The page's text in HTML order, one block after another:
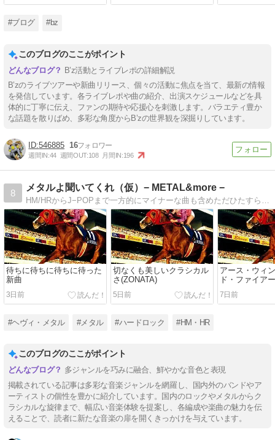
#ブログ #bz
このブログのここがポイント
B’z活動とライブレポの詳細解説
B’zのライブツアーや新曲リリース、個々の活動に焦点を当て、最新の情報
を発信しています。各ライブレポや曲の紹介、出演スケジュールなどを具
体的に丁寧に伝え、ファンの期待や応援心を刺激します。バラエティ豊か
な話題を散りばめ、多彩な角度からB’zの世界観を深掘りしています。
546885 16
週間IN:44 週間OUT:108 月間IN:196
8
メタルよ聞いてくれ（仮）− METAL&more −
HM/HRからJ−POPまで一方的にマイナーな曲も含めただひたすら好きな曲をシェアするブログかつ私的フェイバリットソングの置き場。Metal will never die !
待ちに待ちに待ちに待った
新曲
3日前
切なくも美しいクラシカル
さ(ZONATA)
5日前
アース・ウィ
ド・ファイア
7日前
#ヘヴィ・メタル #メタル #ハードロック #HM・HR
このブログのここがポイント
多ジャンルを巧みに融合、鮮やかな音色と表現
掲載されている記事は多彩な音楽ジャンルを網羅し、国内外のバンドやア
ーティストの個性を豊かに紹介しています。国内のロックやメタルからク
ラシカルな旋律まで、幅広い音楽体験を提案し、各編成や楽曲の魅力を伝
えることで、読者に新たな音楽の扉を開くきっかけを与えています。